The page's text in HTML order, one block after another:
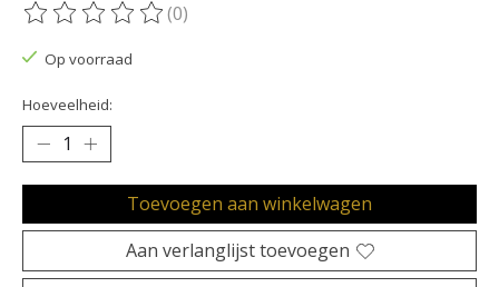
De beoordeling van dit product is
(0)
Op voorraad
Hoeveelheid:
Toevoegen aan winkelwagen
Aan verlanglijst toevoegen